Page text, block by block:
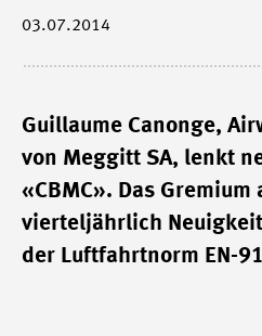
03.07.2014
Guillaume Canonge,
von Meggitt SA, lenkt
«CBMC». Das
vierteljährlich
der Luftfahrtnorm EN-